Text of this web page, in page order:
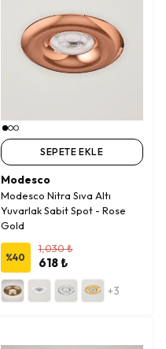
SEPETE EKLE
Modesco
Modesco Nitra Sıva Altı
Yuvarlak Sabit Spot - Rose
Gold
%40
1,030 ₺
618 ₺
+3